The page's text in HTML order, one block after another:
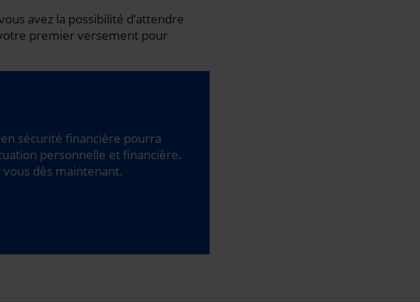
avez la possibilité d’attendre
premier versement pour
sécurité financière pourra
personnelle et financière.
vous dès maintenant.